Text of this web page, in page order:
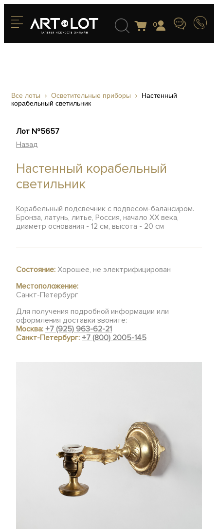
0
Все лоты Осветительные приборы
Настенный
корабельный светильник
Лот №5657
Назад
Настенный корабельный
светильник
Корабельный подсвечник с подвесом-балансиром.
Бронза, латунь, литье, Россия, начало ХХ века,
диаметр основания - 12 см, высота - 20 см
Состояние: Хорошее, не электрифицирован
Местоположение:
Санкт-Петербург
Для получения подробной информации или
оформления доставки звоните:
Москва:+7 (925) 963-62-21
Санкт-Петербург:+7 (800) 2005-145